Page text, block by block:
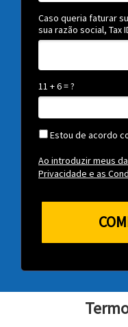
Caso queria faturar
sua razão social, Tax
11 + 6 = ?
Estou de acordo
Ao introduzir meus
Privacidade e as